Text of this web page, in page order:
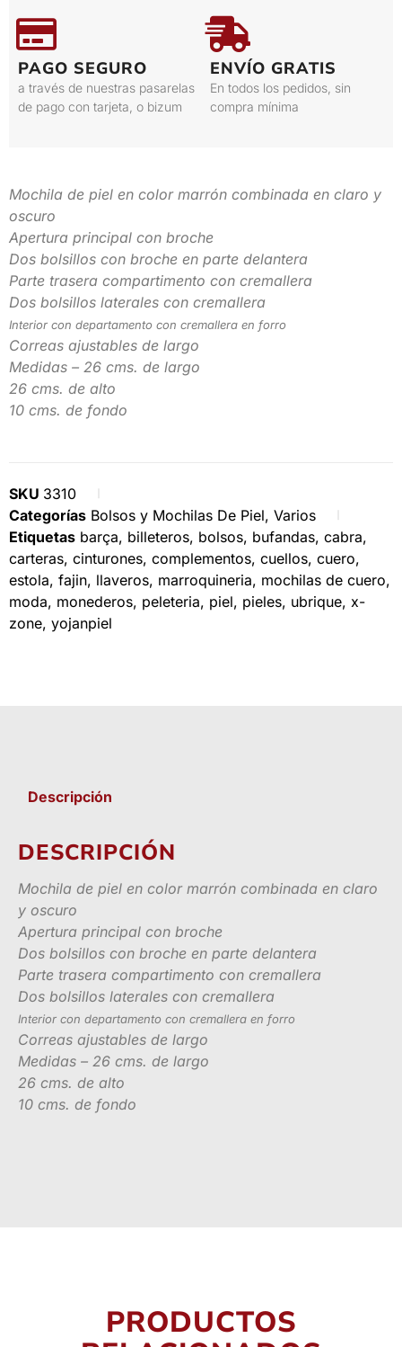
PAGO SEGURO
a través de nuestras pasarelas
de pago con tarjeta, o bizum
ENVÍO GRATIS
En todos los pedidos, sin
compra mínima
Mochila de piel en color marrón combinada en claro y
oscuro
Apertura principal con broche
Dos bolsillos con broche en parte delantera
Parte trasera compartimento con cremallera
Dos bolsillos laterales con cremallera
Interior con departamento con cremallera en forro
Correas ajustables de largo
Medidas – 26 cms. de largo
26 cms. de alto
10 cms. de fondo
SKU 3310
Categorías Bolsos y Mochilas De Piel, Varios
Etiquetas barça, billeteros, bolsos, bufandas, cabra,
carteras, cinturones, complementos, cuellos, cuero,
estola, fajin, llaveros, marroquineria, mochilas de cuero,
moda, monederos, peleteria, piel, pieles, ubrique, x-
zone, yojanpiel
Descripción
DESCRIPCIÓN
Mochila de piel en color marrón combinada en claro
y oscuro
Apertura principal con broche
Dos bolsillos con broche en parte delantera
Parte trasera compartimento con cremallera
Dos bolsillos laterales con cremallera
Interior con departamento con cremallera en forro
Correas ajustables de largo
Medidas – 26 cms. de largo
26 cms. de alto
10 cms. de fondo
PRODUCTOS